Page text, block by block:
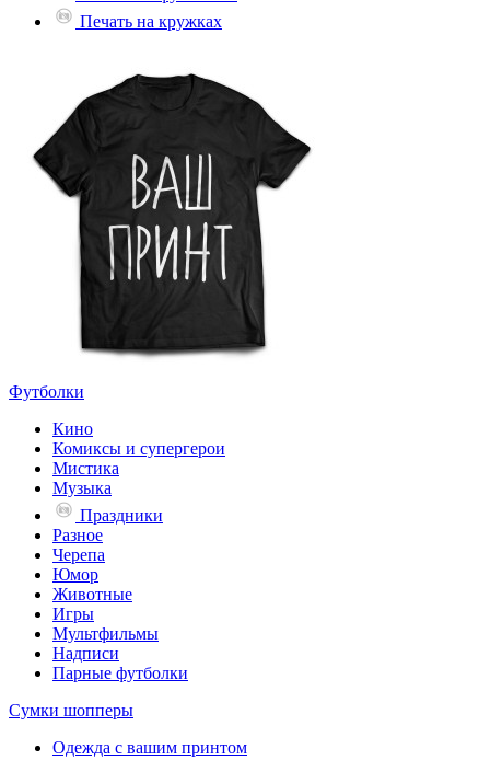
Печать на кружках
Футболки
Кино
Комиксы и супергерои
Мистика
Музыка
Праздники
Разное
Черепа
Юмор
Животные
Игры
Мультфильмы
Надписи
Парные футболки
Сумки шопперы
Одежда с вашим принтом